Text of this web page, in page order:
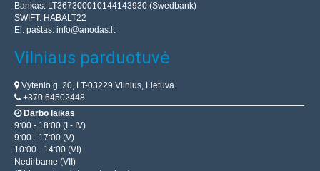
9.00€
Įdėti į krepšelį
Bankas: LT367300010144143930 (Swedbank)
SWIFT: HABALT22
El. paštas: info@anodas.lt
Vilniaus parduotuvė
Vytenio g. 20, LT-03229 Vilnius, Lietuva
+370 64502448
Darbo laikas
9:00 - 18:00 (I - IV)
9:00 - 17:00 (V)
10:00 - 14:00 (VI)
Nedirbame (VII)